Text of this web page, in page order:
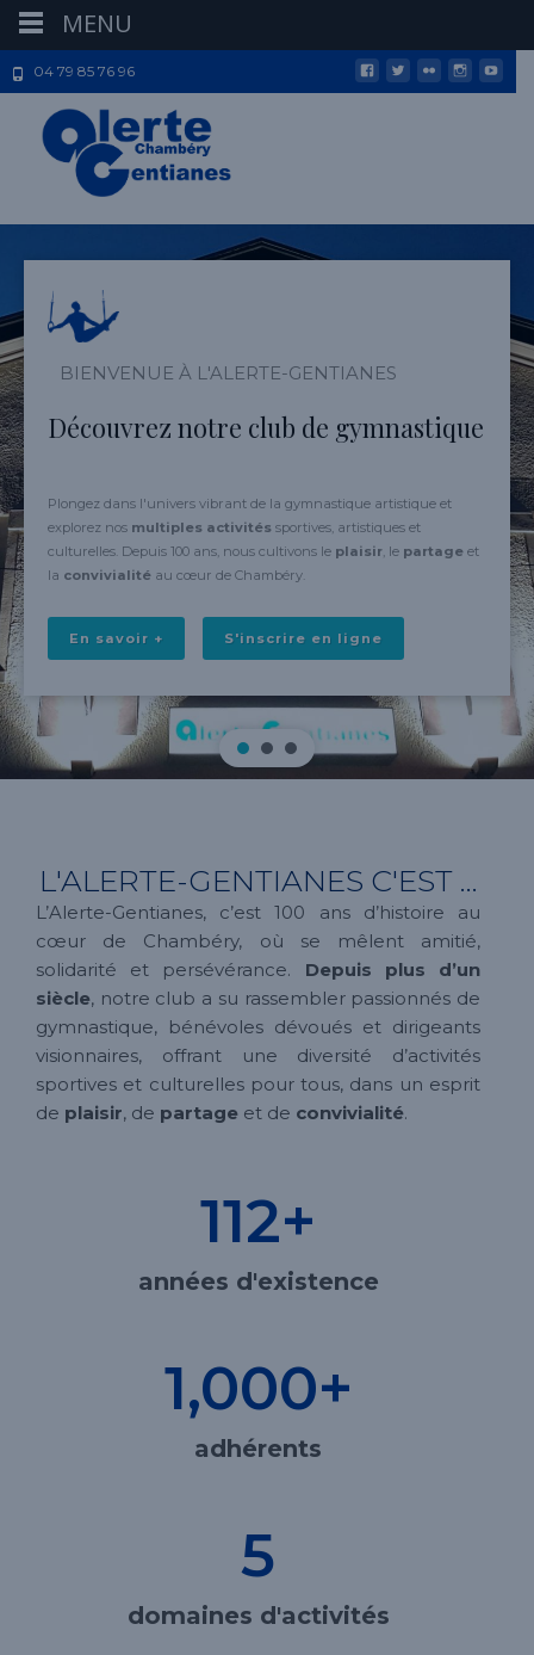
04 79 85 76 96
BIENVENUE À L'ALERTE-GENTIANES
Découvrez notre club de gymnastique
Plongez dans l'univers vibrant de la gymnastique artistique et
explorez nos multiples activités sportives, artistiques et
culturelles. Depuis 100 ans, nous cultivons le plaisir, le partage et
la convivialité au cœur de Chambéry.
En savoir + S'inscrire en ligne
L'ALERTE-GENTIANES C'EST ...
L’Alerte-Gentianes, c’est 100 ans d’histoire au
cœur de Chambéry, où se mêlent amitié,
solidarité et persévérance. Depuis plus d’un
siècle, notre club a su rassembler passionnés de
gymnastique, bénévoles dévoués et dirigeants
visionnaires, offrant une diversité d’activités
sportives et culturelles pour tous, dans un esprit
de plaisir, de partage et de convivialité.
années d'existence
112+
adhérents
1,000+
domaines d'activités
5
MENU